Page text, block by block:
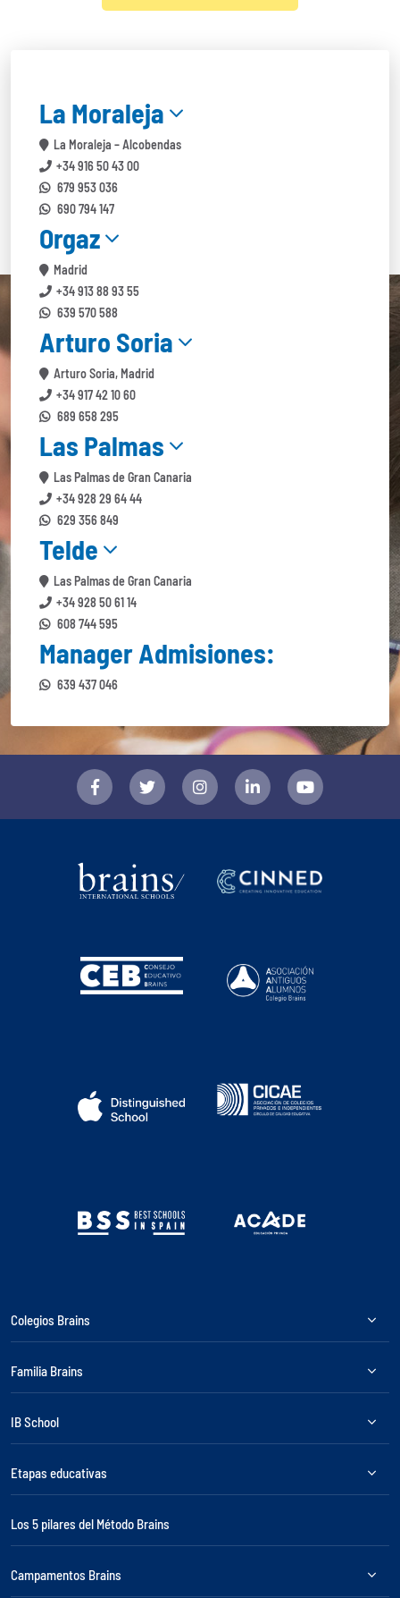
La Moraleja
La Moraleja – Alcobendas
+34 916 50 43 00
679 953 036
690 794 147
Orgaz
Madrid
+34 913 88 93 55
639 570 588
Arturo Soria
Arturo Soria, Madrid
+34 917 42 10 60
689 658 295
Las Palmas
Las Palmas de Gran Canaria
+34 928 29 64 44
629 356 849
Telde
Las Palmas de Gran Canaria
+34 928 50 61 14
608 744 595
Manager Admisiones:
639 437 046
Colegios Brains
Familia Brains
IB School
Etapas educativas
Los 5 pilares del Método Brains
Campamentos Brains